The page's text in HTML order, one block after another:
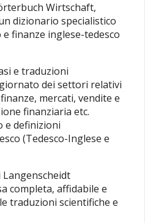
Wirtschaft,
dizionario specialistico
finanze inglese-tedesco
e traduzioni
dei settori relativi
mercati, vendite e
finanziaria etc.
e definizioni
(Tedesco-Inglese e
Langenscheidt
completa, affidabile e
traduzioni scientifiche e